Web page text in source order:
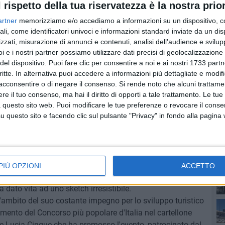
rispetto della tua riservatezza è la nostra
memorizziamo e/o accediamo a informazioni su un dispositivo,
come identificatori univoci e informazioni standard inviate da un
misurazione di annunci e contenuti, analisi dell'audience e
e i nostri partner possiamo utilizzare dati precisi di
dispositivo. Puoi fare clic per consentire a noi e ai nostri 1733
In alternativa puoi accedere a informazioni più dettagliate e
o di negare il consenso. Si rende noto che alcuni
il tuo consenso, ma hai il diritto di opporti a tale trattamento. Le
sito web. Puoi modificare le tue preferenze o revocare il
questo sito e facendo clic sul pulsante "Privacy" in fondo alla pagina
OPZIONI ACCETTO
così come mia nipote, per me sono tutto, e lo
di me. Senza di loro non ce l'avrei fatta".
gara con il numero 4, venuta da Bitonto (BA), che porta
È di Cerignola anche la terza classificata, la 17enne
posto troviamo Flavia Oscuri (numero 16), 17enne
la fascia di "Miss Peugeot". Agata Leonetti (numero
(BA).
eroico che ha assistito fino all'ultimo allo show
regionale che con la sua Agenzia Parole & Musica
la Puglia.
di matrice sudamericana di Cintia Moreira, ballerina e
Igor e alle sue danze tribali. Angelica Gianfrate,
proprio agio nel mondo della bellezza. Catapulta nel
il pubblico con le sue imitazioni da Oscar e che
dato vita ad uno sketch irresistibile.
del suo costante impegno per lo sviluppo turistico
del Concorso più popolare d'Italia nel cartellone